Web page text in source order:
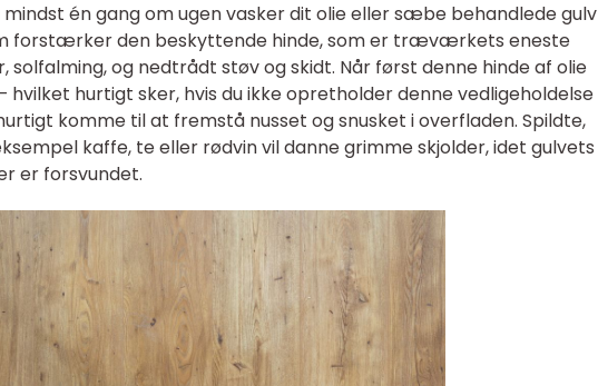
én gang om ugen vasker dit olie eller sæbe behandlede gulv
forstærker den beskyttende hinde, som er træværkets eneste
og nedtrådt støv og skidt. Når først denne hinde af olie
hurtigt sker, hvis du ikke opretholder denne vedligeholdelse
komme til at fremstå nusset og snusket i overfladen. Spildte,
kaffe, te eller rødvin vil danne grimme skjolder, idet gulvets
er forsvundet.